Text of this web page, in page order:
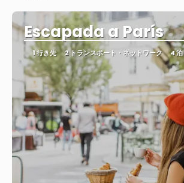
Escapada a París
1 行き先 2 トランスポート・ネットワーク 4 泊